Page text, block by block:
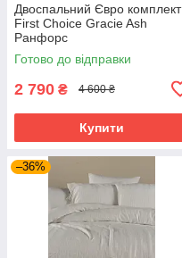
Двоспальний Євро комплект
First Choice Gracie Ash
Ранфорс
Готово до відправки
2 790 ₴ 4 600 ₴
Купити
–36%